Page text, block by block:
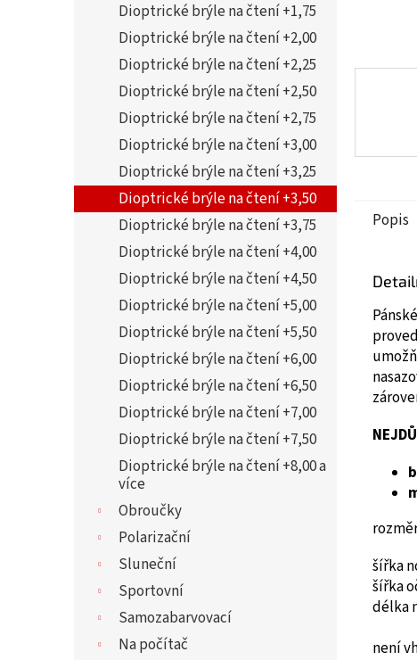
Dioptrické brýle na čtení +1,75
Dioptrické brýle na čtení +2,00
Dioptrické brýle na čtení +2,25
Dioptrické brýle na čtení +2,50
Dioptrické brýle na čtení +2,75
Dioptrické brýle na čtení +3,00
Dioptrické brýle na čtení +3,25
Dioptrické brýle na čtení +3,50
Dioptrické brýle na čtení +3,75
Dioptrické brýle na čtení +4,00
Dioptrické brýle na čtení +4,50
Dioptrické brýle na čtení +5,00
Dioptrické brýle na čtení +5,50
Dioptrické brýle na čtení +6,00
Dioptrické brýle na čtení +6,50
Dioptrické brýle na čtení +7,00
Dioptrické brýle na čtení +7,50
Dioptrické brýle na čtení +8,00 a
více
Obroučky
Polarizační
Sluneční
Sportovní
Samozabarvovací
Na počítač
Popis
šířka
šířka
délka
není